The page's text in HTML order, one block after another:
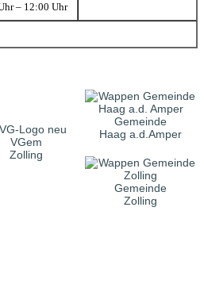
– 12:00 Uhr
VGem
Zolling
Gemeinde
Haag a.d.Amper
Gemeinde
Zolling